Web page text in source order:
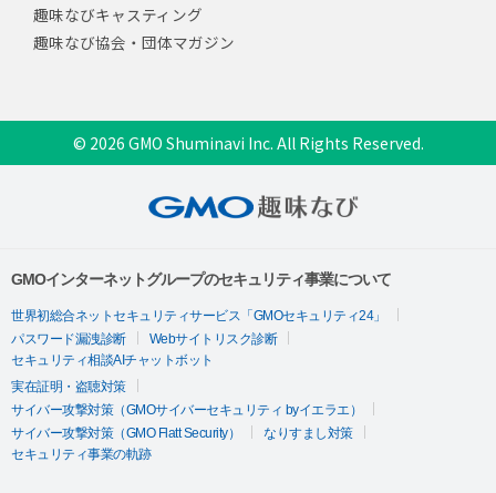
趣味なびキャスティング
趣味なび協会・団体マガジン
© 2026 GMO Shuminavi Inc. All Rights Reserved.